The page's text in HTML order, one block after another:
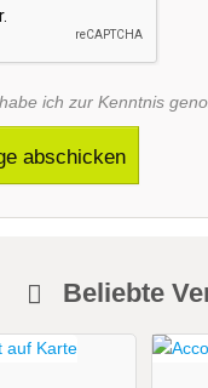
habe ich zur Kenntnis
abschicken
Beliebte